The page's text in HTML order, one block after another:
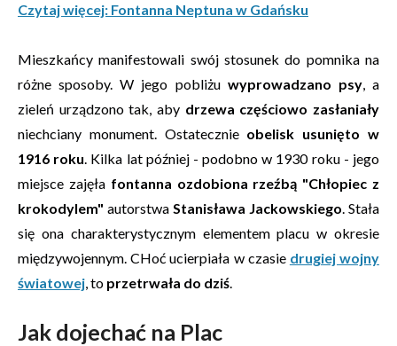
Czytaj więcej: Fontanna Neptuna w Gdańsku
Mieszkańcy manifestowali swój stosunek do pomnika na
różne sposoby. W jego pobliżu wyprowadzano psy, a
zieleń urządzono tak, aby drzewa częściowo zasłaniały
niechciany monument. Ostatecznie obelisk usunięto w
1916 roku. Kilka lat później - podobno w 1930 roku - jego
miejsce zajęła fontanna ozdobiona rzeźbą "Chłopiec z
krokodylem" autorstwa Stanisława Jackowskiego. Stała
się ona charakterystycznym elementem placu w okresie
międzywojennym. CHoć ucierpiała w czasie drugiej wojny
światowej, to przetrwała do dziś.
Jak dojechać na Plac